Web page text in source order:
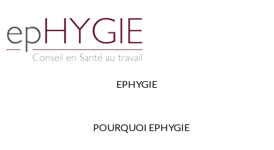
EPHYGIE
POURQUOI EPHYGIE